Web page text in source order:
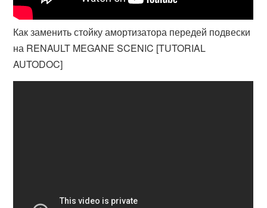
Как заменить стойку амортизатора передей подвески
на RENAULT MEGANE SCENIC [TUTORIAL
AUTODOC]